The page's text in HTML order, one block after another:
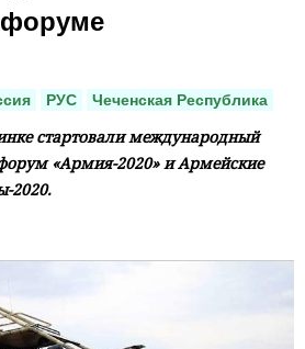
форуме
РУС Чеченская Республика
стартовали международный
«Армия-2020» и Армейские
2020.